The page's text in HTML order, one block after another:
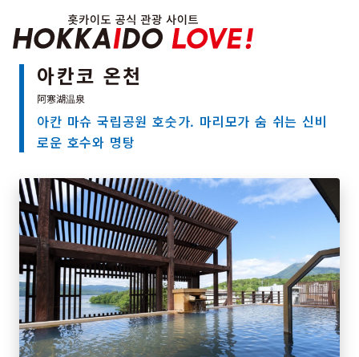
특집
관광지
온천
추천코스
지역 가이드
음식문화
예약
교통
홋카이도 둘러보기
여행 테마로 검색
빗속에서 만끽
7개의 국립공원
절경을 만나는 여행
기초지식
아칸코 온천
아칸 마슈 국립공원 호숫가. 마리모가 숨 쉬는 신비
로운 호수와 명탕